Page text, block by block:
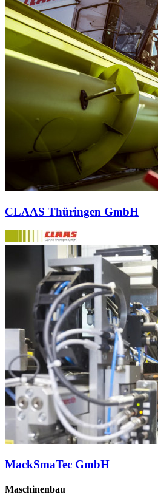
CLAAS Thüringen GmbH
MackSmaTec GmbH
Maschinenbau